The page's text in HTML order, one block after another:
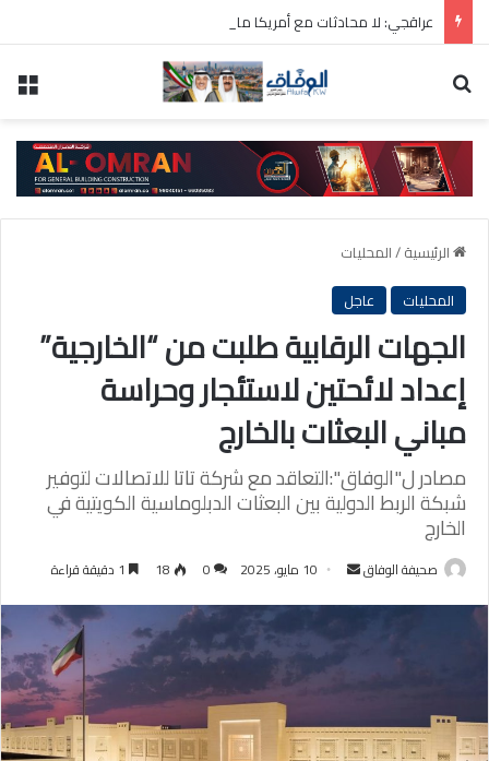
عراقجي: لا محادثات مع أمريكا ما دامت تنتهك الاتفاق المؤقت
الرئيسية/المحليات
المحليات
عاجل
الجهات الرقابية طلبت من “الخارجية”
إعداد لائحتين لاستئجار وحراسة
مباني البعثات بالخارج
مصادر ل"الوفاق":التعاقد مع شركة تاتا للاتصالات لتوفير
شبكة الربط الدولية بين البعثات الدبلوماسية الكويتية في
الخارج
صحيفة الوفاق
أرسل
إلكترونيا
10 مايو، 2025 0
18